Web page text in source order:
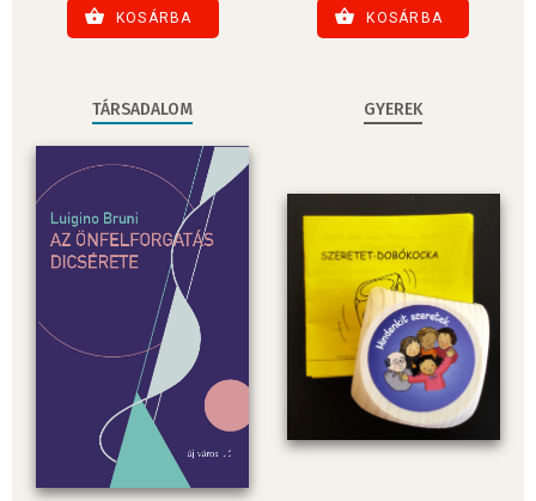
KOSÁRBA KOSÁRBA
TÁRSADALOM GYEREK